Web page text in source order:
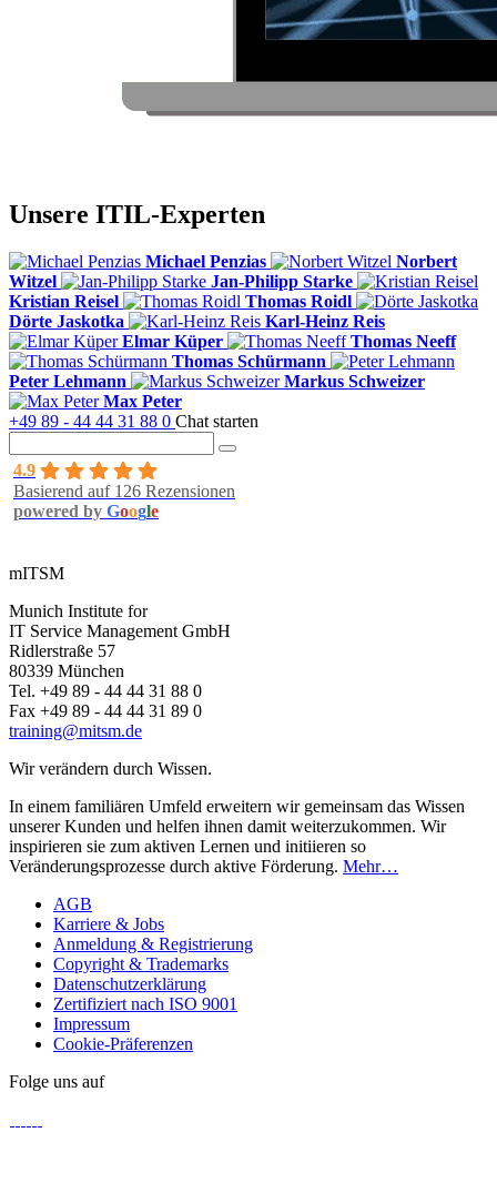
Unsere ITIL-Experten
Michael Penzias
Norbert
Witzel
Jan-Philipp Starke
Kristian Reisel
Thomas Roidl
Dörte Jaskotka
Karl-Heinz Reis
Elmar Küper
Thomas Neeff
Thomas Schürmann
Peter Lehmann
Markus Schweizer
Max Peter
+49 89 - 44 44 31 88 0 Chat starten
4.9
Basierend auf 126 Rezensionen
powered by Google
mITSM
Munich Institute for
IT Service Management GmbH
Ridlerstraße 57
80339 München
Tel. +49 89 - 44 44 31 88 0
Fax +49 89 - 44 44 31 89 0
training@mitsm.de
Wir verändern durch Wissen.
In einem familiären Umfeld erweitern wir gemeinsam das Wissen
unserer Kunden und helfen ihnen damit weiterzukommen. Wir
inspirieren sie zum aktiven Lernen und initiieren so
Veränderungsprozesse durch aktive Förderung. Mehr…
AGB
Karriere & Jobs
Anmeldung & Registrierung
Copyright & Trademarks
Datenschutzerklärung
Zertifiziert nach ISO 9001
Impressum
Cookie-Präferenzen
Folge uns auf